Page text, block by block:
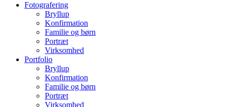
Fotografering
Bryllup
Konfirmation
Familie og børn
Portræt
Virksomhed
Portfolio
Bryllup
Konfirmation
Familie og børn
Portræt
Virksomhed